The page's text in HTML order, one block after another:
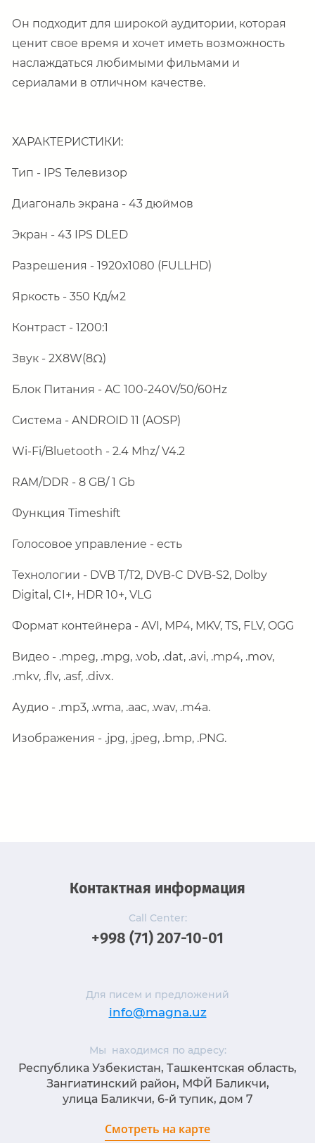
Он подходит для широкой аудитории, которая
ценит свое время и хочет иметь возможность
наслаждаться любимыми фильмами и
сериалами в отличном качестве.
ХАРАКТЕРИСТИКИ:
Тип - IPS Телевизор
Диагональ экрана - 43 дюймов
Экран - 43 IPS DLED
Разрешения - 1920х1080 (FULL HD)
Яркость - 350 Кд/м2
Контраст - 1200:1
Звук - 2X8W(8Ω)
Блок Питания - AC 100-240V/50/60Hz
Система - ANDROID11 (AOSP)
Wi-Fi/Bluetooth - 2.4 Mhz/ V4.2
RAM/DDR - 8 GB/ 1 Gb
Функция Timeshift
Голосовое управление - есть
Технологии - DVB T/T2, DVB-C DVB-S2, Dolby
Digital, CI+, HDR 10+, VLG
Формат контейнера - AVI, MP4, MKV, TS, FLV, OGG
Видео - .mpeg, .mpg, .vob, .dat, .avi, .mp4, .mov,
.mkv, .flv, .asf, .divx.
Аудио - .mp3, .wma, .aac, .wav, .m4a.
Изображения - .jpg, .jpeg, .bmp, .PNG.
Контактная информация
Call Center:
+998 (71) 207-10-01
Для писем и предложений
info@magna.uz
Мы находимся по адресу:
Республика Узбекистан, Ташкентская область,
Зангиатинский район, МФЙ Баликчи,
улица Баликчи, 6-й тупик, дом 7
Смотреть на карте